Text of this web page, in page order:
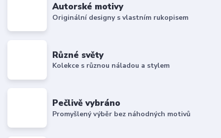
Autorské motivy
Originální designy s vlastním rukopisem
Různé světy
Kolekce s různou náladou a stylem
Pečlivě vybráno
Promyšlený výběr bez náhodných motivů